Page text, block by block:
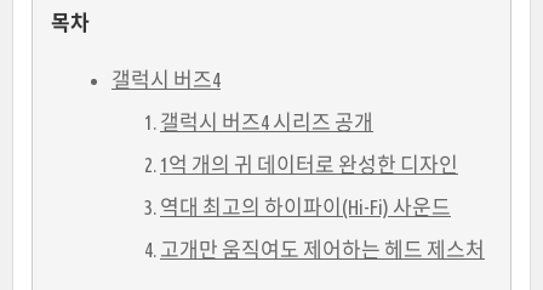
목차
갤럭시 버즈4
갤럭시 버즈4 시리즈 공개
1억 개의 귀 데이터로 완성한 디자인
역대 최고의 하이파이(Hi-Fi) 사운드
고개만 움직여도 제어하는 헤드 제스처